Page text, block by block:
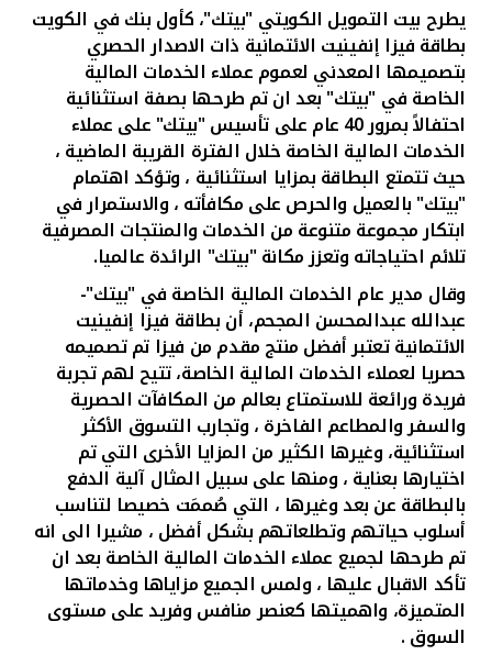
ألمانيا
ماليزيا
تركيا
مصر
المملكة المتحدة
مملكة البحرين
يطرح بيت التمويل الكويتي "بيتك"، كأول بنك في الكويت
بطاقة فيزا إنفينيت الائتمانية ذات الاصدار الحصري
بتصميمها المعدني لعموم عملاء الخدمات المالية
الخاصة في "بيتك" بعد ان تم طرحها بصفة استثنائية
احتفالاً بمرور 40 عام على تأسيس "بيتك" على عملاء
الخدمات المالية الخاصة خلال الفترة القريبة الماضية ،
حيث تتمتع البطاقة بمزايا استثنائية ، وتؤكد اهتمام
"بيتك" بالعميل والحرص على مكافأته ، والاستمرار في
ابتكار مجموعة متنوعة من الخدمات والمنتجات المصرفية
تلائم احتياجاته وتعزز مكانة "بيتك" الرائدة عالميا.
وقال مدير عام الخدمات المالية الخاصة في "بيتك"-
عبدالله عبدالمحسن المجحم، أن بطاقة فيزا إنفينيت
الائتمانية تعتبر أفضل منتج مقدم من فيزا تم تصميمه
حصريا لعملاء الخدمات المالية الخاصة، تتيح لهم تجربة
فريدة ورائعة للاستمتاع بعالم من المكافآت الحصرية
والسفر والمطاعم الفاخرة ، وتجارب التسوق الأكثر
استثنائية، وغيرها الكثير من المزايا الأخرى التي تم
اختيارها بعناية ، ومنها على سبيل المثال آلية الدفع
بالبطاقة عن بعد وغيرها ، التي صُممَت خصيصا لتناسب
أسلوب حياتهم وتطلعاتهم بشكل أفضل ، مشيرا الى انه
تم طرحها لجميع عملاء الخدمات المالية الخاصة بعد ان
تأكد الاقبال عليها ، ولمس الجميع مزاياها وخدماتها
المتميزة، واهميتها كعنصر منافس وفريد على مستوى
السوق .